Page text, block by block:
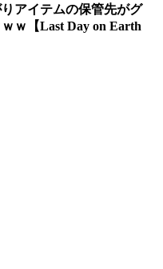
りアイテムの保管先がグ
ｗ【Last Day on Earth